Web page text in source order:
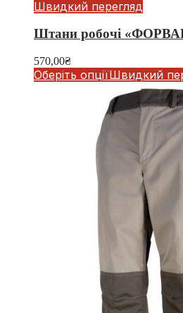
Швидкий перегляд
Штани робочі
570,00₴
Оберіть опціїШвидкий